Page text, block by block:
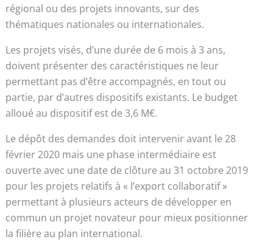
régional ou des projets innovants, sur des
thématiques nationales ou internationales.
Les projets visés, d’une durée de 6 mois à 3 ans,
doivent présenter des caractéristiques ne leur
permettant pas d’être accompagnés, en tout ou
partie, par d’autres dispositifs existants. Le budget
alloué au dispositif est de 3,6 M€.
Le dépôt des demandes doit intervenir avant le 28
février 2020 mais une phase intermédiaire est
ouverte avec une date de clôture au 31 octobre 2019
pour les projets relatifs à « l’export collaboratif »
permettant à plusieurs acteurs de développer en
commun un projet novateur pour mieux positionner
la filière au plan international.